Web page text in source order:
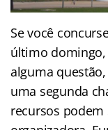
Se você
último
alguma
uma segunda
recursos podem